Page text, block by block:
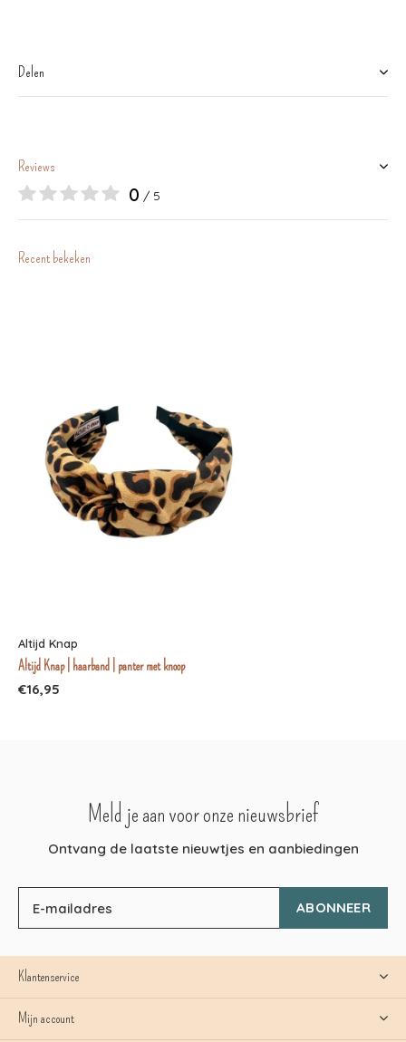
Delen
Reviews
0 / 5
Recent bekeken
Altijd Knap
Altijd Knap | haarband | panter met knoop
€16,95
Meld je aan voor onze nieuwsbrief
Ontvang de laatste nieuwtjes en aanbiedingen
ABONNEER
Klantenservice
Mijn account